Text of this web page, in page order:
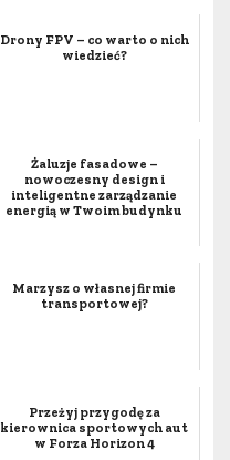
Drony FPV – co warto o nich
wiedzieć?
Żaluzje fasadowe –
nowoczesny design i
inteligentne zarządzanie
energią w Twoim budynku
Marzysz o własnej firmie
transportowej?
Przeżyj przygodę za
kierownica sportowych aut
w Forza Horizon 4